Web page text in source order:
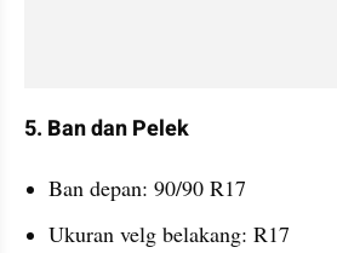
5. Ban dan Pelek
Ban depan: 90/90 R17
Ukuran velg belakang: R17